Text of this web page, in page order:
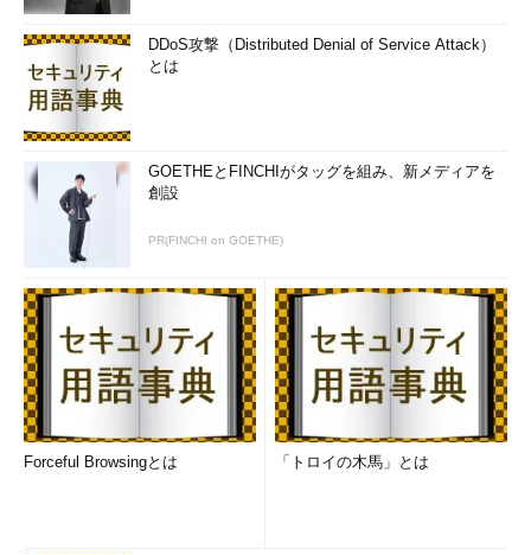
DDoS攻撃（Distributed Denial of Service Attack）
とは
GOETHEとFINCHIがタッグを組み、新メディアを
創設
PR(FINCHI on GOETHE)
Forceful Browsingとは 「トロイの木馬」とは